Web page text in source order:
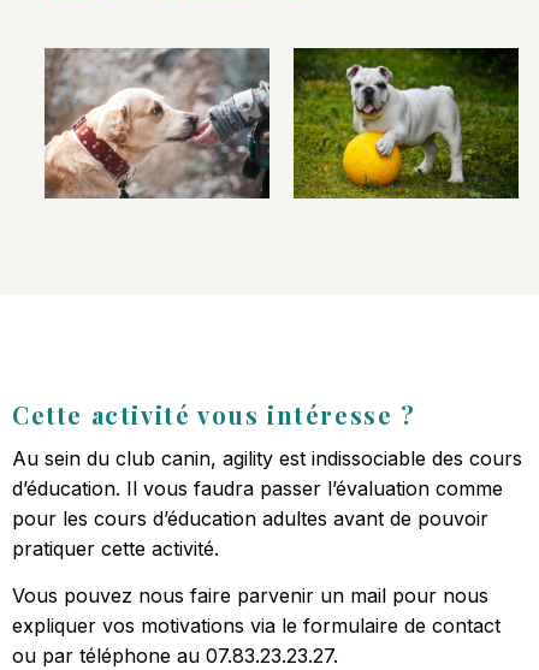
Cette activité vous intéresse ?
Au sein du club canin, agility est indissociable des cours
d’éducation. Il vous faudra passer l’évaluation comme
pour les cours d’éducation adultes avant de pouvoir
pratiquer cette activité.
Vous pouvez nous faire parvenir un mail pour nous
expliquer vos motivations via le formulaire de contact
ou par téléphone au 07.83.23.23.27.